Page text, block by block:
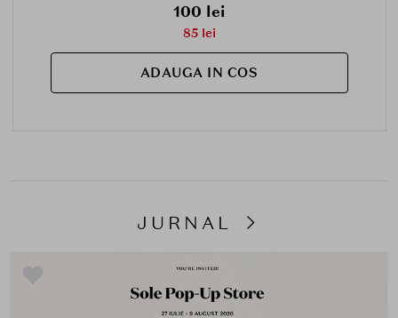
100 lei
85 lei
ADAUGA IN COS
JURNAL